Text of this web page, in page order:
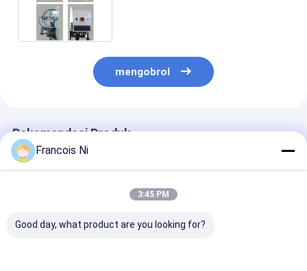
mengobrol
Rekomendasi Produk
Francois Ni
3:45 PM
Good day, what product are you looking for?